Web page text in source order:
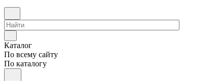
Каталог
По всему сайту
По каталогу